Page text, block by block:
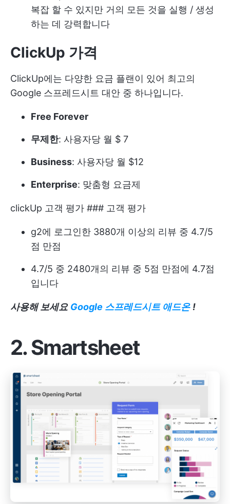
복잡 할 수 있지만 거의 모든 것을 실행 / 생성
하는 데 강력합니다
ClickUp 가격
ClickUp에는 다양한 요금 플랜이 있어 최고의
Google 스프레드시트 대안 중 하나입니다.
Free Forever
무제한: 사용자당 월 $ 7
Business: 사용자당 월 $12
Enterprise: 맞춤형 요금제
clickUp 고객 평가 ### 고객 평가
g2에 로그인한 3880개 이상의 리뷰 중 4.7/5
점 만점
4.7/5 중 2480개의 리뷰 중 5점 만점에 4.7점
입니다
사용해 보세요 Google 스프레드시트 애드온 !
2. Smartsheet